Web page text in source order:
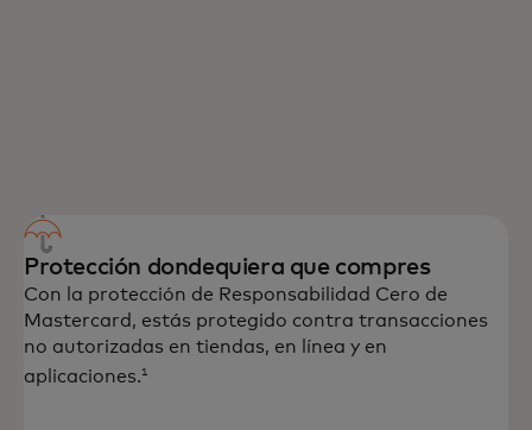
Protección dondequiera que compres
Con la protección de Responsabilidad Cero de
Mastercard, estás protegido contra transacciones
no autorizadas en tiendas, en línea y en
aplicaciones. 1